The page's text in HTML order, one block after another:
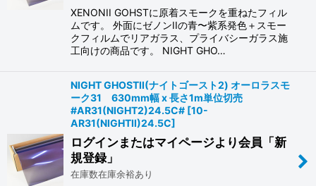
XENONII GOHSTに原着スモークを重ねたフィル
ムです。 外面にゼノンIIの青〜紫系発色＋スモー
クフィルムでリアガラス、プライバシーガラス施
工向けの商品です。 NIGHT GHO…
NIGHT GHOSTII(ナイトゴースト2) オーロラスモ
ーク31 630mm幅 x 長さ1m単位切売
#AR31(NIGHT2)24.5C# [10-
AR31(NIGHTII)24.5C]
ログインまたはマイページより会員「新
規登録」
在庫数在庫余裕あり